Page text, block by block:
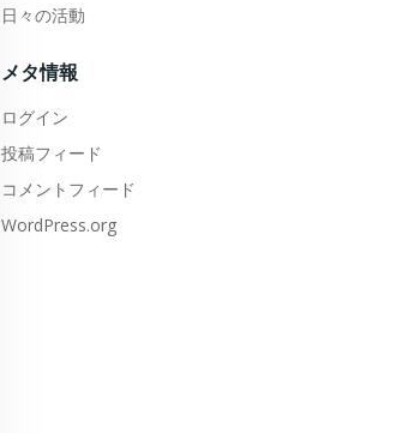
日々の活動
メタ情報
ログイン
投稿フィード
コメントフィード
WordPress.org